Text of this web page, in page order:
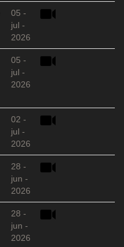
05 -
jul -
2026
05 -
jul -
2026
02 -
jul -
2026
28 -
jun -
2026
28 -
jun -
2026